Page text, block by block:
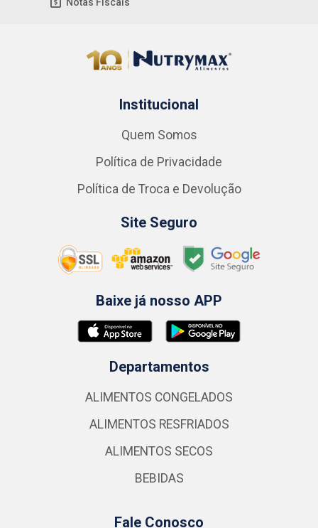
Institucional
Quem Somos
Política de Privacidade
Política de Troca e Devolução
Site Seguro
Baixe já nosso APP
Departamentos
ALIMENTOS CONGELADOS
ALIMENTOS RESFRIADOS
ALIMENTOS SECOS
BEBIDAS
Fale Conosco